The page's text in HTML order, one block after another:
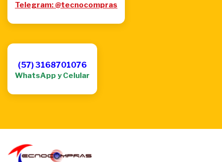
Telegram: @tecnocompras
(57) 3168701076
WhatsApp y Celular